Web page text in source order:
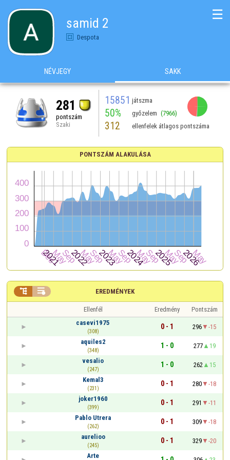
samid 2
Despota
☰
NÉVJEGY SAKK
281
pontszám
Szaki
15851 játszma
50% győzelem (7966)
312 ellenfelek átlagos pontszáma
PONTSZÁM ALAKULÁSA
EREDMÉNYEK
 
Ellenfél Eredmény
Pontszám
casevi1975
(308)
0 - 1 296
-15
aquiles2
(348)
1 - 0 277
19
vesalio
(247)
1 - 0 262
15
Kemal3
(231)
0 - 1 280
-18
joker1960
(399)
0 - 1 291
-11
Pablo Utrera
(262)
0 - 1 309
-18
aurelioo
(245)
0 - 1 329
-20
Arte